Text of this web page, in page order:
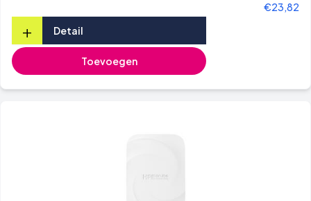
€23,82
+ Detail
Toevoegen